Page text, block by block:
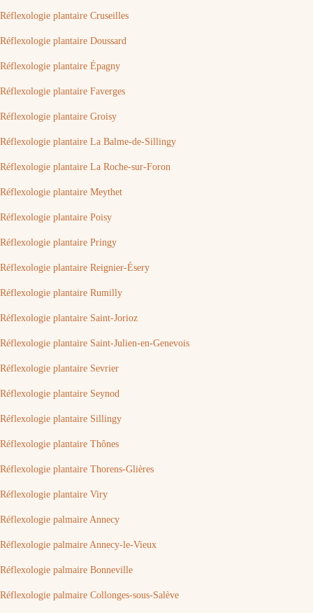
Réflexologie plantaire Cruseilles
Réflexologie plantaire Doussard
Réflexologie plantaire Épagny
Réflexologie plantaire Faverges
Réflexologie plantaire Groisy
Réflexologie plantaire La Balme-de-Sillingy
Réflexologie plantaire La Roche-sur-Foron
Réflexologie plantaire Meythet
Réflexologie plantaire Poisy
Réflexologie plantaire Pringy
Réflexologie plantaire Reignier-Ésery
Réflexologie plantaire Rumilly
Réflexologie plantaire Saint-Jorioz
Réflexologie plantaire Saint-Julien-en-Genevois
Réflexologie plantaire Sevrier
Réflexologie plantaire Seynod
Réflexologie plantaire Sillingy
Réflexologie plantaire Thônes
Réflexologie plantaire Thorens-Glières
Réflexologie plantaire Viry
Réflexologie palmaire Annecy
Réflexologie palmaire Annecy-le-Vieux
Réflexologie palmaire Bonneville
Réflexologie palmaire Collonges-sous-Salève